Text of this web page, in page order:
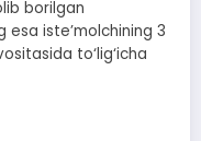
borilgan
esa iste’molchining 3
to‘lig‘icha